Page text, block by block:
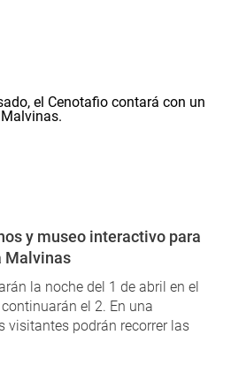
y museo interactivo para
Malvinas
la noche del 1 de abril en el
el 2. En una
visitantes podrán recorrer las